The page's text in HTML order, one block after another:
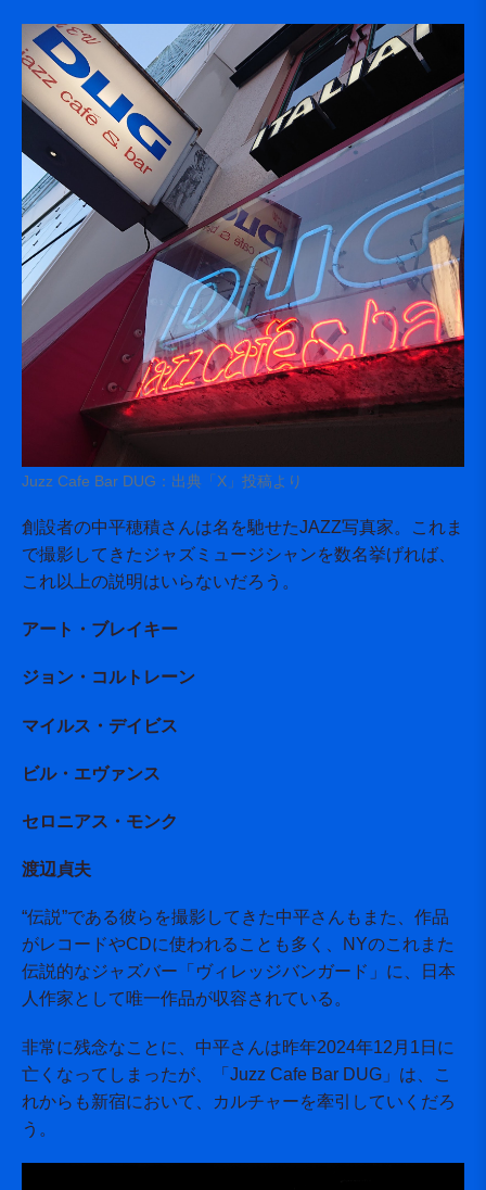
Juzz Cafe Bar DUG：出典「X」投稿より
創設者の中平穂積さんは名を馳せたJAZZ写真家。これま
で撮影してきたジャズミュージシャンを数名挙げれば、
これ以上の説明はいらないだろう。
アート・ブレイキー
ジョン・コルトレーン
マイルス・デイビス
ビル・エヴァンス
セロニアス・モンク
渡辺貞夫
“伝説”である彼らを撮影してきた中平さんもまた、作品
がレコードやCDに使われることも多く、NYのこれまた
伝説的なジャズバー「ヴィレッジバンガード」に、日本
人作家として唯一作品が収容されている。
非常に残念なことに、中平さんは昨年2024年12月1日に
亡くなってしまったが、「Juzz Cafe Bar DUG」は、こ
れからも新宿において、カルチャーを牽引していくだろ
う。